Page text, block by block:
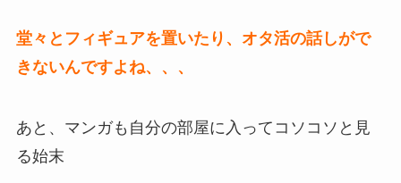
堂々とフィギュアを置いたり、オタ活の話しがで
きないんですよね、、、
あと、マンガも自分の部屋に入ってコソコソと見
る始末